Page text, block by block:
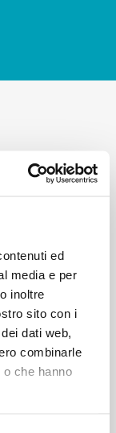
ed
media e per
inoltre
sito con i
dati web,
combinarle
che hanno